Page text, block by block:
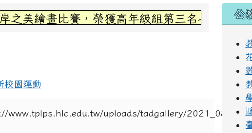
容繪畫比賽，榮獲高年級組第三名~感謝丞左老
校園運動
右
公